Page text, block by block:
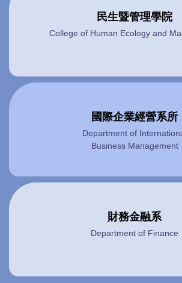
民生暨管理學院
College of Human Ecology and
國際企業經營系所
Department of
Business Management
財務金融系
Department of Finance